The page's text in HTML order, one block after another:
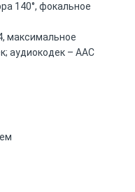
140°, фокальное
максимальное
аудиокодек – AAC